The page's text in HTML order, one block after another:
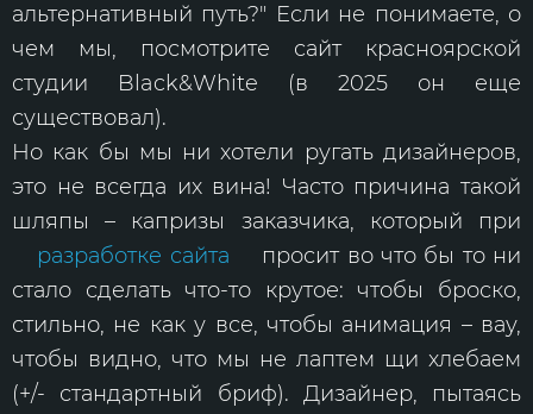
альтернативный путь?" Если не понимаете, о
чем мы, посмотрите сайт красноярской
студии Black&White (в 2025 он еще
существовал).
Но как бы мы ни хотели ругать дизайнеров,
это не всегда их вина! Часто причина такой
шляпы – капризы заказчика, который при
разработке сайта
просит во что бы то ни
стало сделать что-то крутое: чтобы броско,
стильно, не как у все, чтобы анимация – вау,
чтобы видно, что мы не лаптем щи хлебаем
(+/- стандартный бриф). Дизайнер, пытаясь